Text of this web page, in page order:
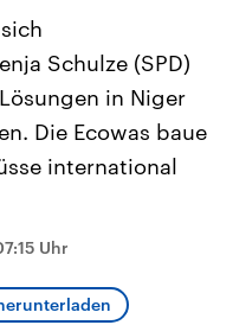
Aktuelle Beiträge,
Hintergründe
Wirtschaftlich und
gehören die Vereinigten
den mächtigsten Ländern
Schulze (SPD)
in Niger
Die Ecowas baue
international
Uhr